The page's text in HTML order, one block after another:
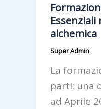
alchemica
Super Admin
La
parti: una
ad Aprile